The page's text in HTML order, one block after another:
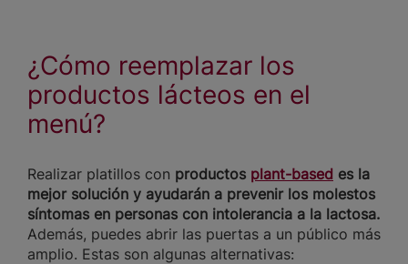
¿Cómo reemplazar los
productos lácteos en el
menú?
Realizar platillos con productos plant-based es la
mejor solución y ayudarán a prevenir los molestos
síntomas en personas con intolerancia a la lactosa.
Además, puedes abrir las puertas a un público más
amplio. Estas son algunas alternativas: